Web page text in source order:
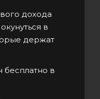
дохода
в
держат
бесплатно в